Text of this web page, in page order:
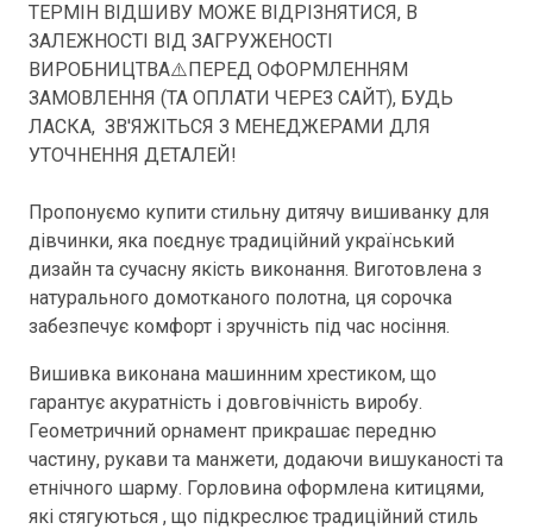
ТЕРМІН ВІДШИВУ МОЖЕ ВІДРІЗНЯТИСЯ, В
ЗАЛЕЖНОСТІ ВІД ЗАГРУЖЕНОСТІ
ВИРОБНИЦТВА⚠️ПЕРЕД ОФОРМЛЕННЯМ
ЗАМОВЛЕННЯ (ТА ОПЛАТИ ЧЕРЕЗ САЙТ), БУДЬ
ЛАСКА, ЗВ'ЯЖІТЬСЯ З МЕНЕДЖЕРАМИ ДЛЯ
УТОЧНЕННЯ ДЕТАЛЕЙ!
Пропонуємо купити стильну дитячу вишиванку для
дівчинки, яка поєднує традиційний український
дизайн та сучасну якість виконання. Виготовлена з
натурального домотканого полотна, ця сорочка
забезпечує комфорт і зручність під час носіння.
Вишивка виконана машинним хрестиком, що
гарантує акуратність і довговічність виробу.
Геометричний орнамент прикрашає передню
частину, рукави та манжети, додаючи вишуканості та
етнічного шарму. Горловина оформлена китицями,
які стягуються , що підкреслює традиційний стиль